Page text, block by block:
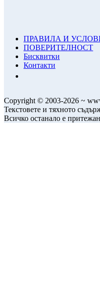
ПРАВИЛА И
ПОВЕРИТЕЛНОСТ
Бисквитки
Контакти
Copyright © 2003-2026 ~
Текстовете и тяхното
Всичко останало е